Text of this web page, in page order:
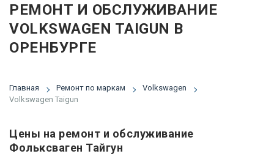
РЕМОНТ И ОБСЛУЖИВАНИЕ
VOLKSWAGEN TAIGUN В
ОРЕНБУРГЕ
Главная Ремонт по маркам
Volkswagen
Volkswagen Taigun
Цены на ремонт и обслуживание
Фольксваген Тайгун